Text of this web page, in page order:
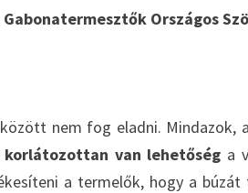
Országos
nem fog eladni. Mindazok,
korlátozottan van lehetőség a
a termelők, hogy a búzát